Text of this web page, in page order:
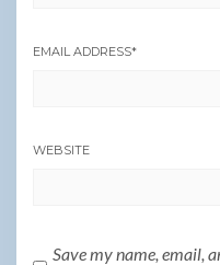
EMAIL ADDRESS*
WEBSITE
Save my name, email,